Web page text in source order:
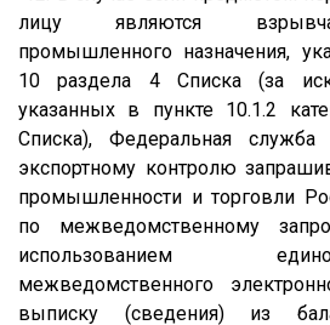
лицу являются
промышленного назначения,
10 раздела 4 Списка (за
указанных в пункте 10.1.2
Списка), Федеральная
экспортному контролю
промышленности и торговли
по межведомственному
использованием
межведомственного
выписку (сведения) из